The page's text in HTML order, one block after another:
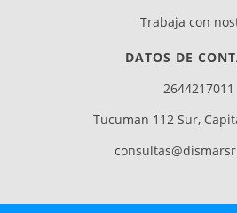
Trabaja con
DATOS DE
2644217011
Tucuman 112 Sur,